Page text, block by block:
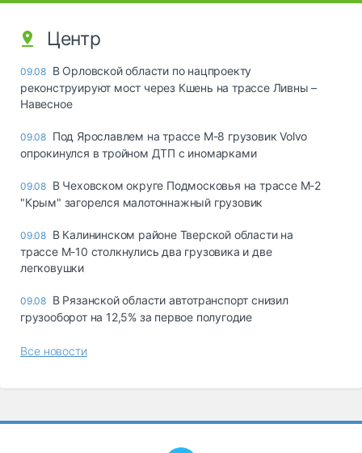
Центр
09.08 В Орловской области по нацпроекту
реконструируют мост через Кшень на трассе Ливны –
Навесное
09.08 Под Ярославлем на трассе М-8 грузовик Volvo
опрокинулся в тройном ДТП с иномарками
09.08 В Чеховском округе Подмосковья на трассе М-2
"Крым" загорелся малотоннажный грузовик
09.08 В Калининском районе Тверской области на
трассе М-10 столкнулись два грузовика и две
легковушки
09.08 В Рязанской области автотранспорт снизил
грузооборот на 12,5% за первое полугодие
Все новости